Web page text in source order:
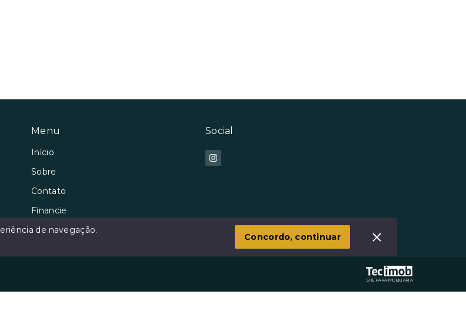
Menu
Início
Sobre
Contato
Financie
Negocie seu Imóvel
Social
SITE PARA IMOBILIARIA
de navegação.
Concordo, continuar